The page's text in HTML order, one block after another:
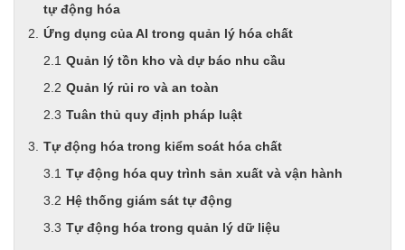
tự động hóa
Ứng dụng của AI trong quản lý hóa chất
Quản lý tồn kho và dự báo nhu cầu
Quản lý rủi ro và an toàn
Tuân thủ quy định pháp luật
Tự động hóa trong kiểm soát hóa chất
Tự động hóa quy trình sản xuất và vận hành
Hệ thống giám sát tự động
Tự động hóa trong quản lý dữ liệu